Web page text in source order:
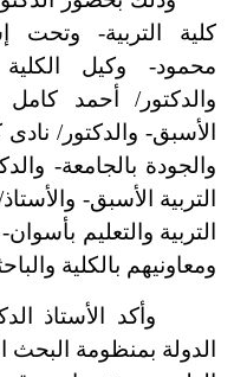
كلية التربية- وتحت
محمود- وكيل
والدكتور/ أحمد كامل
الأسبق- والدكتور/
والجودة بالجامعة-
التربية الأسبق-
التربية والتعليم
ومعاونيهم بالكلية
وأكد الأستاذ
الدولة بمنظومة